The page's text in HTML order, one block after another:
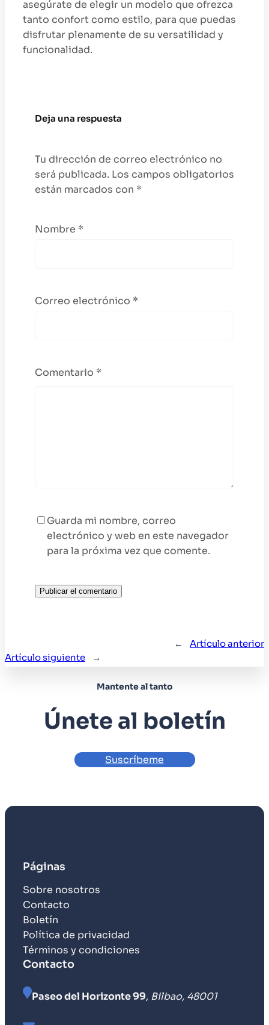
asegúrate de elegir un modelo que ofrezca
tanto confort como estilo, para que puedas
disfrutar plenamente de su versatilidad y
funcionalidad.
Deja una respuesta
Tu dirección de correo electrónico no
será publicada. Los campos obligatorios
están marcados con *
Nombre *
Correo electrónico *
Comentario *
Guarda mi nombre, correo
electrónico y web en este navegador
para la próxima vez que comente.
←
Artículo anterior
Artículo siguiente
→
Mantente al tanto
Únete al boletín
Suscríbeme
Páginas
Sobre nosotros
Contacto
Boletín
Política de privacidad
Términos y condiciones
Contacto
Paseo del Horizonte 99, Bilbao, 48001